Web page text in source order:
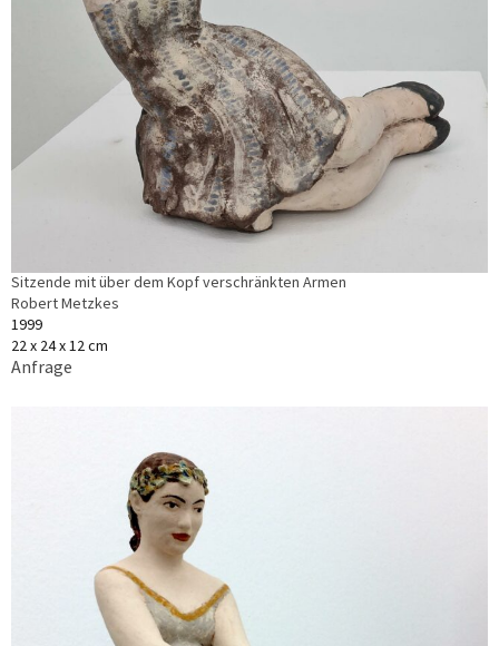
Sitzende mit über dem Kopf verschränkten Armen
Robert Metzkes
1999
22 x 24 x 12 cm
Anfrage